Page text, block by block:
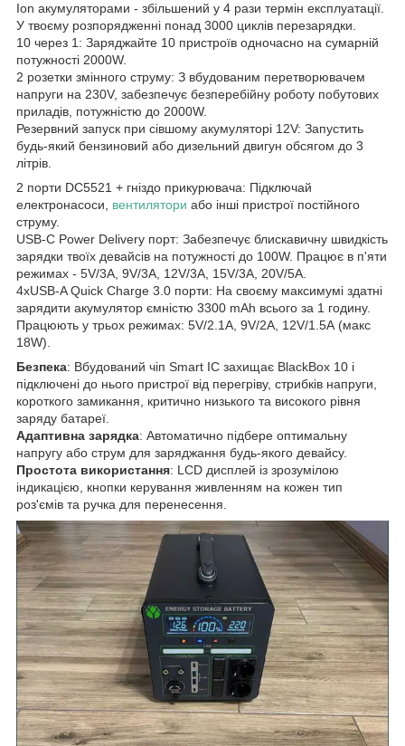
Ion акумуляторами - збільшений у 4 рази термін експлуатації.
У твоєму розпорядженні понад 3000 циклів перезарядки.
10 через 1: Заряджайте 10 пристроїв одночасно на сумарній
потужності 2000W.
2 розетки змінного струму: З вбудованим перетворювачем
напруги на 230V, забезпечує безперебійну роботу побутових
приладів, потужністю до 2000W.
Резервний запуск при сівшому акумуляторі 12V: Запустить
будь-який бензиновий або дизельний двигун обсягом до 3
літрів.
2 порти DC5521 + гніздо прикурювача: Підключай
електронасоси, вентилятори або інші пристрої постійного
струму.
USB-C Power Delivery порт: Забезпечує блискавичну швидкість
зарядки твоїх девайсів на потужності до 100W. Працює в п'яти
режимах - 5V/3А, 9V/3А, 12V/3A, 15V/3А, 20V/5А.
4xUSB-A Quick Charge 3.0 порти: На своєму максимумі здатні
зарядити акумулятор ємністю 3300 mAh всього за 1 годину.
Працюють у трьох режимах: 5V/2.1А, 9V/2А, 12V/1.5А (макс
18W).
Безпека: Вбудований чіп Smart IC захищає BlackBox 10 і
підключені до нього пристрої від перегріву, стрибків напруги,
короткого замикання, критично низького та високого рівня
заряду батареї.
Адаптивна зарядка: Автоматично підбере оптимальну
напругу або струм для заряджання будь-якого девайсу.
Простота використання: LCD дисплей із зрозумілою
індикацією, кнопки керування живленням на кожен тип
роз'ємів та ручка для перенесення.